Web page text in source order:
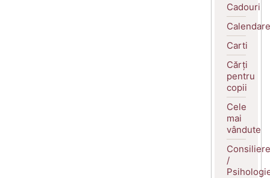
Cadouri
Calendare
Carti
Cărți
pentru
copii
Cele
mai
vândute
Consiliere
/